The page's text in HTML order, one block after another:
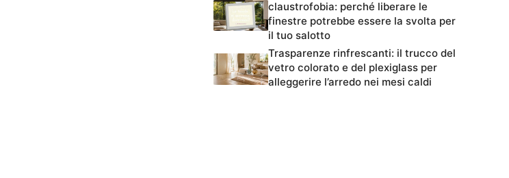
claustrofobia: perché liberare le
finestre potrebbe essere la svolta per
il tuo salotto
Trasparenze rinfrescanti: il trucco del
vetro colorato e del plexiglass per
alleggerire l’arredo nei mesi caldi